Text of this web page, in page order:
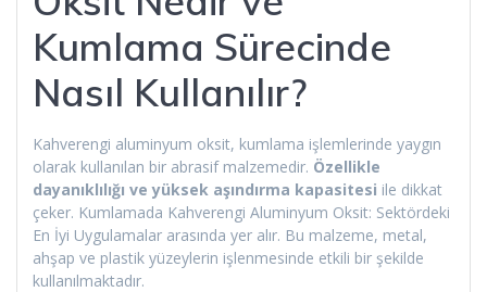
Kumlama Sürecinde
Nasıl Kullanılır?
Kahverengi aluminyum oksit, kumlama işlemlerinde yaygın
olarak kullanılan bir abrasif malzemedir. Özellikle
dayanıklılığı ve yüksek aşındırma kapasitesi ile dikkat
çeker. Kumlamada Kahverengi Aluminyum Oksit: Sektördeki
En İyi Uygulamalar arasında yer alır. Bu malzeme, metal,
ahşap ve plastik yüzeylerin işlenmesinde etkili bir şekilde
kullanılmaktadır.